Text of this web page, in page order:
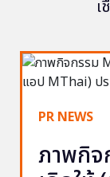
PR NEWS
ภาพกิ